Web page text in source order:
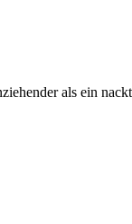
als ein